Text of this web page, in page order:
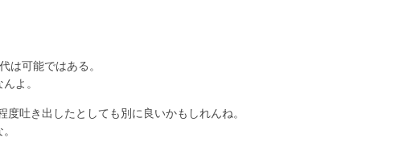
は可能ではある。
よ。
吐き出したとしても別に良いかもしれんね。